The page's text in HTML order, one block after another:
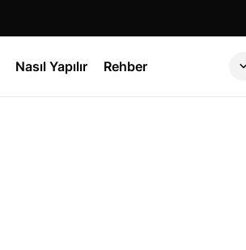
Nasıl Yapılır Rehber